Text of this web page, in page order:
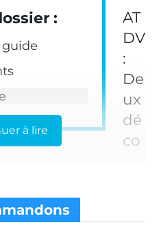
:
AT
DV
:
De
ux
dé
co
à lire